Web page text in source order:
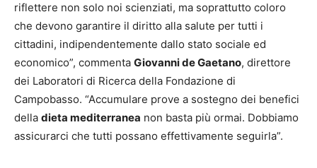
riflettere non solo noi scienziati, ma soprattutto coloro
che devono garantire il diritto alla salute per tutti i
cittadini, indipendentemente dallo stato sociale ed
economico”, commenta Giovanni de Gaetano, direttore
dei Laboratori di Ricerca della Fondazione di
Campobasso. “Accumulare prove a sostegno dei benefici
della dieta mediterranea non basta più ormai. Dobbiamo
assicurarci che tutti possano effettivamente seguirla”.